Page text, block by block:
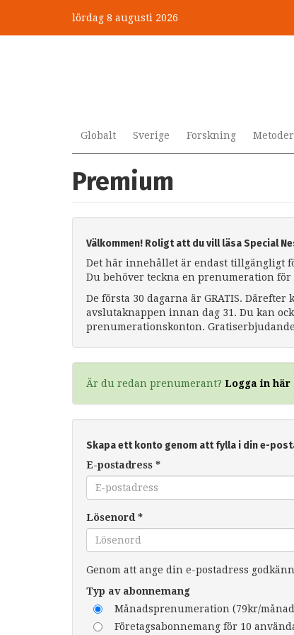
huvudinnehåll
lördag 8 augusti 2026
Globalt Sverige Forskning Metoder
Premium
Välkommen! Roligt att du vill läsa Special
Det här innehållet är endast tillgängligt
Du behöver teckna en prenumeration för
De första 30 dagarna är GRATIS.
avslutaknappen innan dag 31. Du kan
prenumerationskonton.
Är du redan prenumerant? Logga in här
Skapa ett konto genom att fylla i din e-
E-postadress *
Lösenord *
Genom att ange din e-postadress
Typ av abonnemang
Månadsprenumeration (79kr/
Företagsabonnemang för 10